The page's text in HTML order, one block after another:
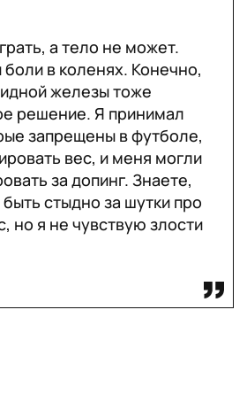
а тело не может.
в коленях. Конечно,
железы тоже
решение. Я принимал
запрещены в футболе,
вес, и меня могли
за допинг. Знаете,
стыдно за шутки про
но я не чувствую злости